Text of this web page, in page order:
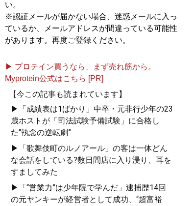
記事一覧へ
い。
※認証メールが届かない場合、迷惑メールに入っ
ているか、メールアドレスが間違っている可能性
があります。再度ご登録ください。
▶ プロテイン買うなら、まず売れ筋から。
Myprotein公式はこちら [PR]
【今この記事も読まれています】
▶「成績表は1ばかり」中卒・元非行少年の23
歳ホストが「司法試験予備試験」に合格し
た“執念の逆転劇”
▶「歌舞伎町のルノアール」の客は一体どん
な会話をしている?数日間店に入り浸り、耳を
すましてみた
▶「“営業力”は少年院で学んだ」逮捕歴14回
の元ヤンキーが経営者として成功、“超富裕